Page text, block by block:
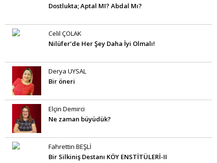
Dostlukta; Aptal MI? Abdal Mı?
Celil ÇOLAK
Nilüfer’de Her Şey Daha İyi Olmalı!
Derya UYSAL
Bir öneri
Elçin Demirci
Ne zaman büyüdük?
Fahrettin BEŞLİ
Bir Silkiniş Destanı KÖY ENSTİTÜLERİ-II